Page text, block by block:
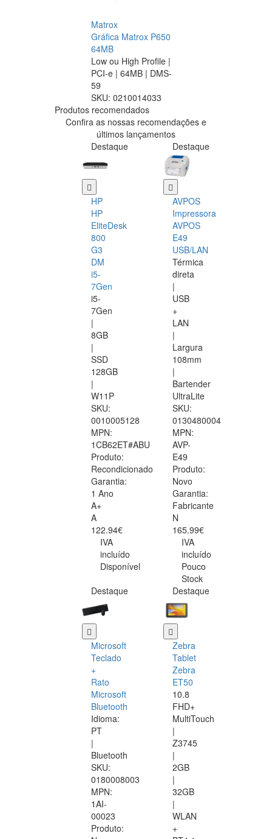
Matrox
Gráfica Matrox P650
64MB
Low ou High Profile |
PCI-e | 64MB | DMS-
59
SKU: 0210014033
Produtos recomendados
Confira as nossas recomendações e
últimos lançamentos
Destaque
HP
HP
EliteDesk
800
G3
DM
i5-
7Gen
i5-
7Gen
|
8GB
|
SSD
128GB
|
W11P
SKU:
0010005128
MPN:
1CB62ET#ABU
Produto:
Recondicionado
Garantia:
1 Ano
A+
A
122.94€
IVA
incluído
Disponível
Destaque
AVPOS
Impressora
AVPOS
E49
USB/LAN
Térmica
direta
|
USB
+
LAN
|
Largura
108mm
|
Bartender
UltraLite
SKU:
0130480004
MPN:
AVP-
E49
Produto:
Novo
Garantia:
Fabricante
N
165.99€
IVA
incluído
Pouco
Stock
Destaque
Microsoft
Teclado
+
Rato
Microsoft
Bluetooth
Idioma:
PT
|
Bluetooth
SKU:
0180008003
MPN:
1AI-
00023
Produto:
Destaque
Zebra
Tablet
Zebra
ET50
10.8
FHD+
MultiTouch
|
Z3745
|
2GB
|
32GB
|
WLAN
+